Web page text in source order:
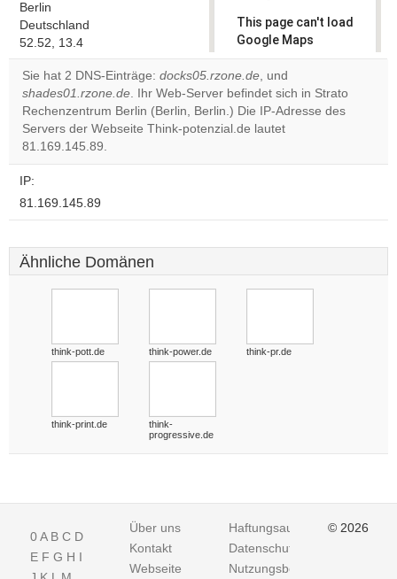
Berlin
Deutschland
52.52, 13.4
This page can't load
Google Maps
correctly.
Do you
own this
website?
OK
Sie hat 2 DNS-Einträge: docks05.rzone.de, und
shades01.rzone.de. Ihr Web-Server befindet sich in Strato
Rechenzentrum Berlin (Berlin, Berlin.) Die IP-Adresse des
Servers der Webseite Think-potenzial.de lautet
81.169.145.89.
IP:
81.169.145.89
Ähnliche Domänen
think-pott.de think-power.de think-pr.de
think-print.de
think-
progressive.de
0A B C D
E F G H I
Über uns
Kontakt
Webseite
Haftungsausschluss
Datenschutz
Nutzungsbedingungen
© 2026